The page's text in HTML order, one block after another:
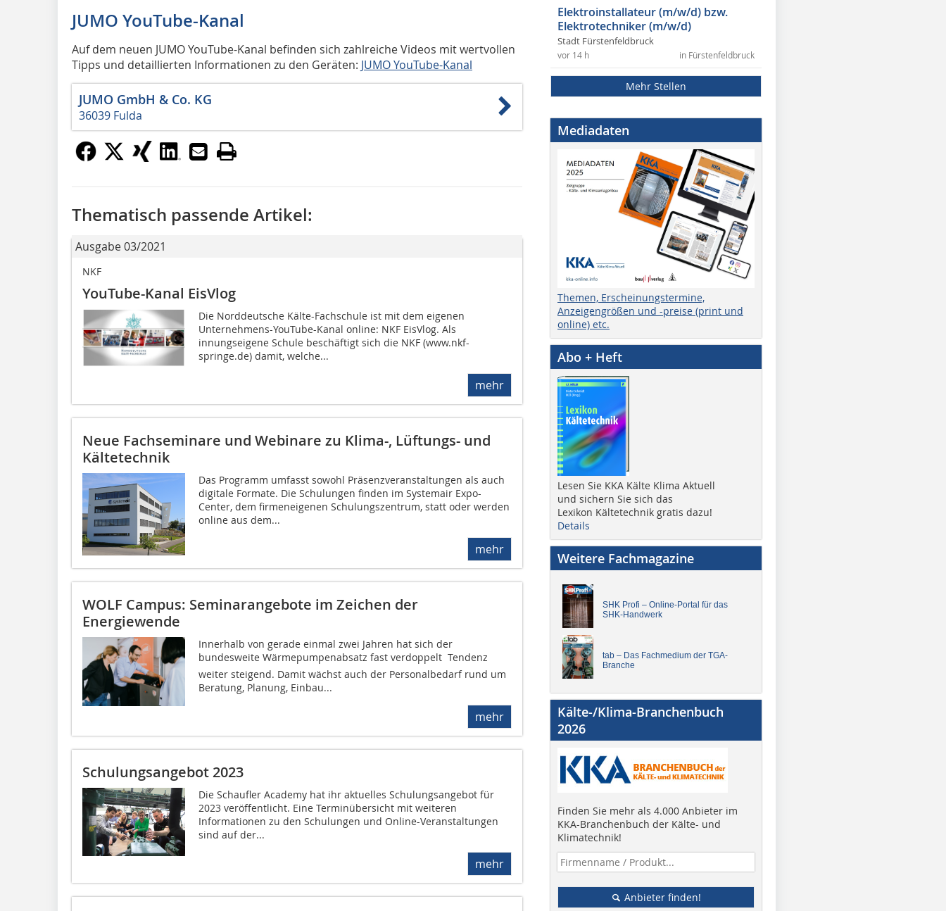
JUMO YouTube-Kanal
Auf dem neuen JUMO YouTube-Kanal befinden sich zahlreiche Videos mit wertvollen
Tipps und detaillierten Informationen zu den Geräten: JUMO YouTube-Kanal
JUMO GmbH & Co. KG
36039 Fulda
Thematisch passende Artikel:
Ausgabe 03/2021
NKF
YouTube-Kanal EisVlog
Die Norddeutsche Kälte-Fachschule ist mit dem eigenen
Unternehmens-YouTube-Kanal online: NKF EisVlog. Als
innungseigene Schule beschäftigt sich die NKF (www.nkf-
springe.de) damit, welche...
mehr
Neue Fachseminare und Webinare zu Klima-, Lüftungs- und
Kältetechnik
Das Programm umfasst sowohl Präsenzveranstaltungen als auch
digitale Formate. Die Schulungen finden im Systemair Expo-
Center, dem firmeneigenen Schulungszentrum, statt oder werden
online aus dem...
mehr
WOLF Campus: Seminarangebote im Zeichen der
Energiewende
Innerhalb von gerade einmal zwei Jahren hat sich der
bundesweite Wärmepumpenabsatz fast verdoppelt  Tendenz
weiter steigend. Damit wächst auch der Personalbedarf rund um
Beratung, Planung, Einbau...
mehr
Schulungsangebot 2023
Die Schaufler Academy hat ihr aktuelles Schulungsangebot für
2023 veröffentlicht. Eine Terminübersicht mit weiteren
Informationen zu den Schulungen und Online-Veranstaltungen
sind auf der...
mehr
Elektroinstallateur (m/w/d) bzw.
Elektrotechniker (m/w/d)
Stadt Fürstenfeldbruck
in Fürstenfeldbruck
vor 14 h
Mehr Stellen
Mediadaten
Themen, Erscheinungstermine,
Anzeigengrößen und -preise (print und
online) etc.
Abo + Heft
Lesen Sie KKA Kälte Klima Aktuell
und sichern Sie sich das
Lexikon Kältetechnik gratis dazu!
Details
Weitere Fachmagazine
SHK Profi – Online-Portal für das
SHK-Handwerk
tab – Das Fachmedium der TGA-
Branche
Kälte-/Klima-Branchenbuch
2026
Finden Sie mehr als 4.000 Anbieter im
KKA-Branchenbuch der Kälte- und
Klimatechnik!
Anbieter finden!